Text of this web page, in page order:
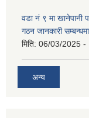
वडा नं ९ मा खानेपानी
गठन जानकारी
मिति: 06/03/2025 -
अन्य